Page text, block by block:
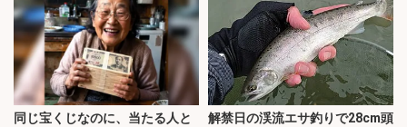
同じ宝くじなのに、当たる人と
解禁日の渓流エサ釣りで28cm頭